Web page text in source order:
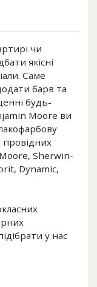
чи
якісні
Саме
барв та
будь-
Moore ви
провідних
Sherwin-
Dynamic,
у нас